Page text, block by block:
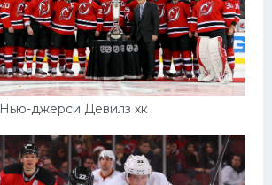
Нью-джерси Девилз хк